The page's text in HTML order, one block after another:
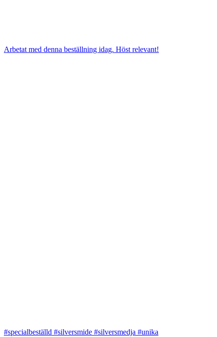
Arbetat med denna beställning idag. Höst relevant!
#specialbeställd #silversmide #silversmedja #unika